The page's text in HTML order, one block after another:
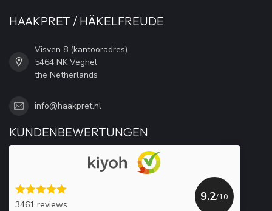
HAAKPRET / HÄKELFREUDE
Visven 8 (kantooradres)
5464 NK Veghel
the Netherlands
info@haakpret.nl
KUNDENBEWERTUNGEN
3461 reviews
9.2/10